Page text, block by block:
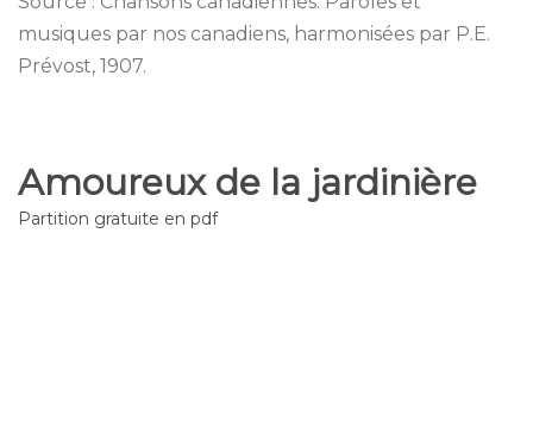
musiques par nos canadiens, harmonisées par P.E.
Prévost, 1907.
Amoureux de la jardinière
Partition gratuite en pdf